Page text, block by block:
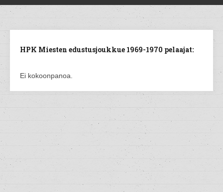
HPK Miesten edustusjoukkue 1969-1970 pelaajat:
Ei kokoonpanoa.